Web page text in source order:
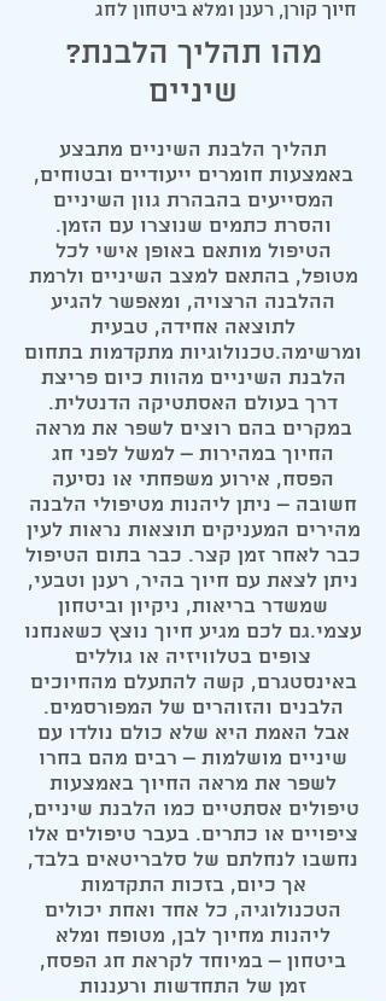
?מהו תהליך הלבנת
שיניים
תהליך הלבנת השיניים מתבצע
באמצעות חומרים ייעודיים ובטוחים,
המסייעים בהבהרת גוון השיניים
והסרת כתמים שנוצרו עם הזמן.
הטיפול מותאם באופן אישי לכל
מטופל, בהתאם למצב השיניים ולרמת
ההלבנה הרצויה, ומאפשר להגיע
לתוצאה אחידה, טבעית
ומרשימה.טכנולוגיות מתקדמות בתחום
הלבנת השיניים מהוות כיום פריצת
דרך בעולם האסתטיקה הדנטלית.
במקרים בהם רוצים לשפר את מראה
החיוך במהירות – למשל לפני חג
הפסח, אירוע משפחתי או נסיעה
חשובה – ניתן ליהנות מטיפולי הלבנה
מהירים המעניקים תוצאות נראות לעין
כבר לאחר זמן קצר. כבר בתום הטיפול
ניתן לצאת עם חיוך בהיר, רענן וטבעי,
שמשדר בריאות, ניקיון וביטחון
עצמי.גם לכם מגיע חיוך נוצץ כשאנחנו
צופים בטלוויזיה או גוללים
באינסטגרם, קשה להתעלם מהחיוכים
הלבנים והזוהרים של המפורסמים.
אבל האמת היא שלא כולם נולדו עם
שיניים מושלמות – רבים מהם בחרו
לשפר את מראה החיוך באמצעות
טיפולים אסתטיים כמו הלבנת שיניים,
ציפויים או כתרים. בעבר טיפולים אלו
נחשבו לנחלתם של סלבריטאים בלבד,
אך כיום, בזכות התקדמות
הטכנולוגיה, כל אחד ואחת יכולים
ליהנות מחיוך לבן, מטופח ומלא
ביטחון – במיוחד לקראת חג הפסח,
זמן של התחדשות ורעננות